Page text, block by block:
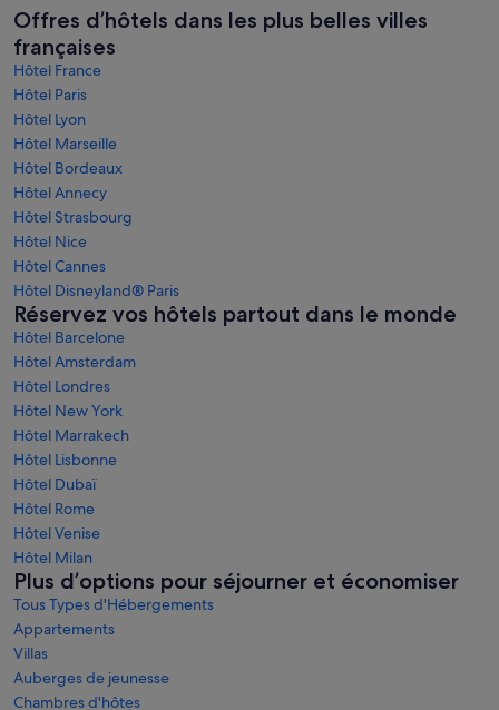
Offres d’hôtels dans les plus belles villes
françaises
Hôtel France
Hôtel Paris
Hôtel Lyon
Hôtel Marseille
Hôtel Bordeaux
Hôtel Annecy
Hôtel Strasbourg
Hôtel Nice
Hôtel Cannes
Hôtel Disneyland® Paris
Réservez vos hôtels partout dans le monde
Hôtel Barcelone
Hôtel Amsterdam
Hôtel Londres
Hôtel New York
Hôtel Marrakech
Hôtel Lisbonne
Hôtel Dubaï
Hôtel Rome
Hôtel Venise
Hôtel Milan
Plus d’options pour séjourner et économiser
Tous Types d'Hébergements
Appartements
Villas
Auberges de jeunesse
Chambres d'hôtes